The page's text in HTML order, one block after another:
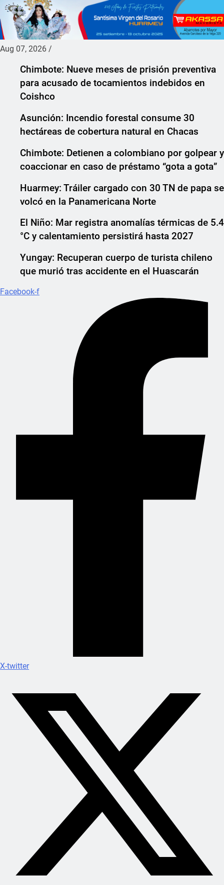
Aug 07, 2026 /
Chimbote: Nueve meses de prisión preventiva
para acusado de tocamientos indebidos en
Coishco
Asunción: Incendio forestal consume 30
hectáreas de cobertura natural en Chacas
Chimbote: Detienen a colombiano por golpear y
coaccionar en caso de préstamo “gota a gota”
Huarmey: Tráiler cargado con 30 TN de papa se
volcó en la Panamericana Norte
El Niño: Mar registra anomalías térmicas de 5.4
°C y calentamiento persistirá hasta 2027
Yungay: Recuperan cuerpo de turista chileno
que murió tras accidente en el Huascarán
Facebook-f
X-twitter